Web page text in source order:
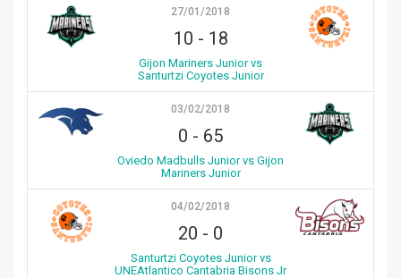
27/01/2018
10 - 18
Gijon Mariners Junior vs
Santurtzi Coyotes Junior
03/02/2018
0 - 65
Oviedo Madbulls Junior vs Gijon
Mariners Junior
04/02/2018
20 - 0
Santurtzi Coyotes Junior vs
UNEAtlantico Cantabria Bisons Jr